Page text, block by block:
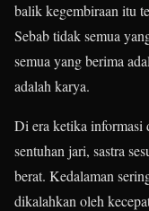
balik kegembiraan itu
Sebab tidak semua
semua yang berima
adalah karya.
Di era ketika informasi
sentuhan jari, sastra
berat. Kedalaman
dikalahkan oleh